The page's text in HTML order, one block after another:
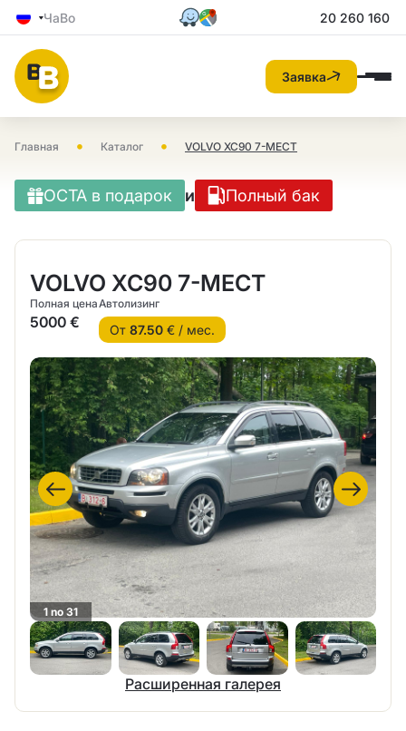
ЧаВо 20 260 160
Заявка
Главная • Каталог • VOLVO XC90 7-МЕСТ
OCTA в подарок и Полный бак
VOLVO XC90 7-МЕСТ
Полная цена
5000 €
Автолизинг
От 87.50€ / мес.
1 no 31
Расширенная галерея